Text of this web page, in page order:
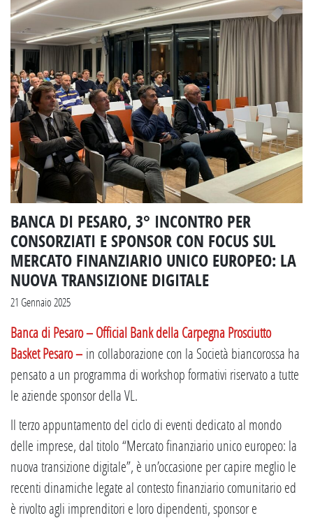
BANCA DI PESARO, 3° INCONTRO PER
CONSORZIATI E SPONSOR CON FOCUS SUL
MERCATO FINANZIARIO UNICO EUROPEO: LA
NUOVA TRANSIZIONE DIGITALE
21 Gennaio 2025
Banca di Pesaro – Official Bank della Carpegna Prosciutto
Basket Pesaro – in collaborazione con la Società biancorossa ha
pensato a un programma di workshop formativi riservato a tutte
le aziende sponsor della VL.
Il terzo appuntamento del ciclo di eventi dedicato al mondo
delle imprese, dal titolo “Mercato finanziario unico europeo: la
nuova transizione digitale”, è un’occasione per capire meglio le
recenti dinamiche legate al contesto finanziario comunitario ed
è rivolto agli imprenditori e loro dipendenti, sponsor e